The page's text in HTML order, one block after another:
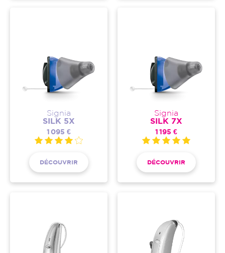
Signia
SILK 5X
1 095 €
DÉCOUVRIR
Signia
SILK 7X
1 195 €
DÉCOUVRIR